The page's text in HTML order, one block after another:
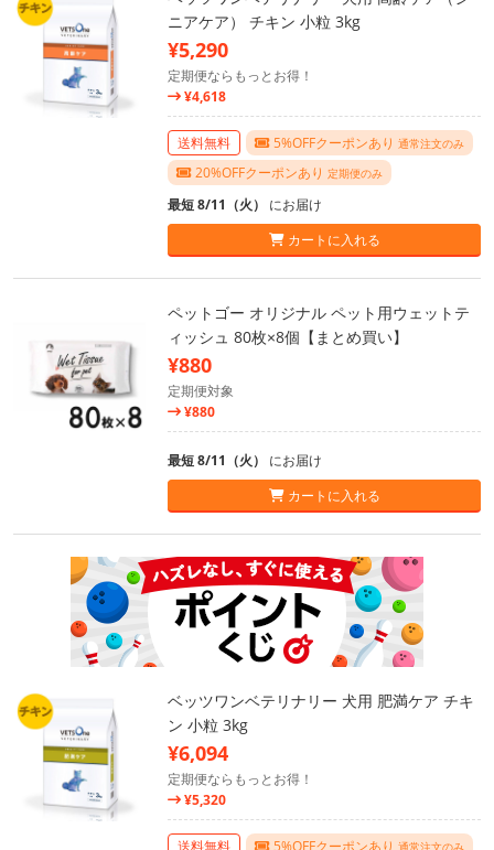
ニアケア） チキン 小粒 3kg
¥5,290
定期便ならもっとお得！
¥4,618
送料無料 5%OFFクーポンあり 通常注文のみ
20%OFFクーポンあり 定期便のみ
最短 8/11（火） にお届け
カートに入れる
ペットゴー オリジナル ペット用ウェットテ
ィッシュ 80枚×8個【まとめ買い】
¥880
定期便対象
¥880
最短 8/11（火） にお届け
カートに入れる
ベッツワンベテリナリー 犬用 肥満ケア チキ
ン 小粒 3kg
¥6,094
定期便ならもっとお得！
¥5,320